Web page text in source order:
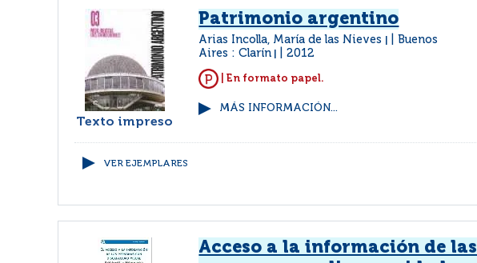
Texto impreso
Patrimonio argentino
Arias Incolla, María de las Nieves
Buenos
Aires : Clarín
2012
| En formato papel.
MÁS INFORMACIÓN...
VER EJEMPLARES
Acceso a la información de las